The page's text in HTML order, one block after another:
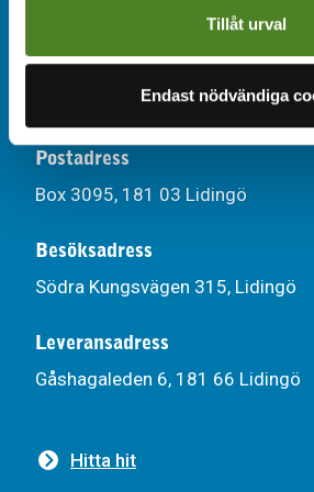
Tillåt urval
Endast nödvändiga
kappala@kappala.se
Postadress
Box 3095, 181 03 Lidingö
Besöksadress
Södra Kungsvägen 315, Lidingö
Leveransadress
Gåshagaleden 6, 181 66 Lidingö
Hitta hit